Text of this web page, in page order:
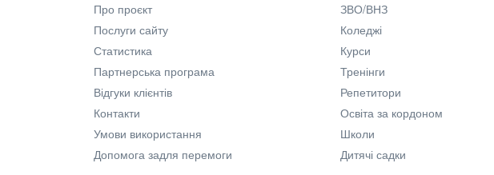
Про проєкт
Послуги сайту
Статистика
Партнерська програма
Відгуки клієнтів
Контакти
Умови використання
Допомога задля перемоги
ЗВО/ВНЗ
Коледжі
Курси
Тренінги
Репетитори
Освіта за кордоном
Школи
Дитячі садки